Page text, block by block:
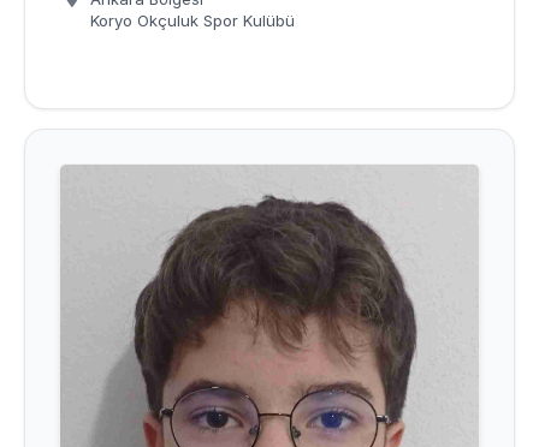
Koryo Okçuluk Spor Kulübü